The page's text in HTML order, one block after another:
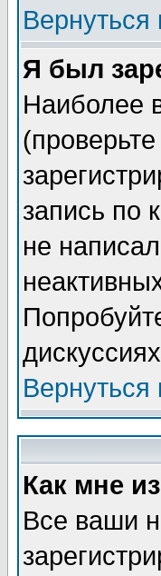
Вернуться
Я был
Наиболее
запись по
не
Вернуться
Как мне
Все ваши